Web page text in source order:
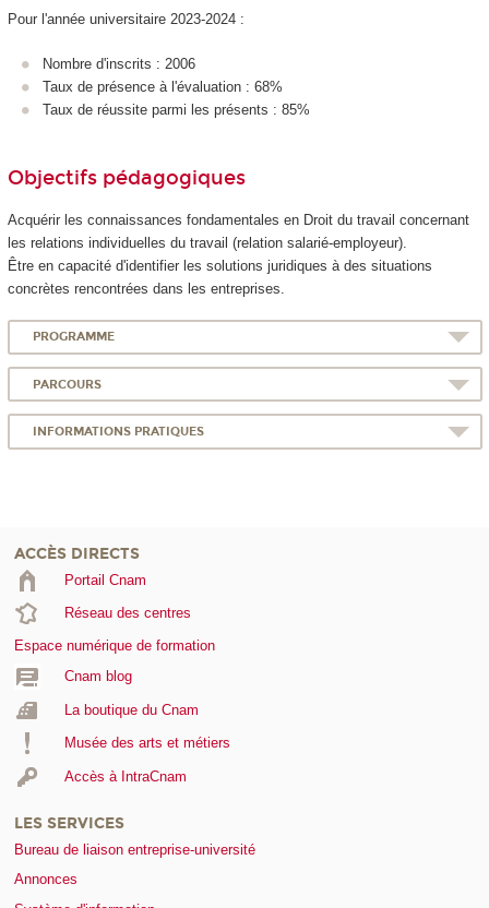
Pour l'année universitaire 2023-2024 :
Nombre d'inscrits : 2006
Taux de présence à l'évaluation : 68%
Taux de réussite parmi les présents : 85%
Objectifs pédagogiques
Acquérir les connaissances fondamentales en Droit du travail concernant
les relations individuelles du travail (relation salarié-employeur).
Être en capacité d'identifier les solutions juridiques à des situations
concrètes rencontrées dans les entreprises.
PROGRAMME
PARCOURS
INFORMATIONS PRATIQUES
ACCÈS DIRECTS
Portail Cnam
Réseau des centres
Espace numérique de formation
Cnam blog
La boutique du Cnam
Musée des arts et métiers
Accès à IntraCnam
LES SERVICES
Bureau de liaison entreprise-université
Annonces